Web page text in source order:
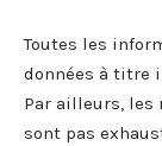
Toutes les
données à titre
Par ailleurs,
sont pas